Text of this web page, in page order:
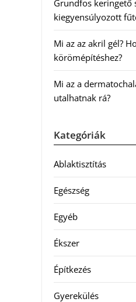
Grundfos keringető
kiegyensúlyozott
Mi az az akril gél?
körömépítéshez?
Mi az a
utalhatnak rá?
Kategóriák
Ablaktisztítás
Egészség
Egyéb
Ékszer
Építkezés
Gyerekülés